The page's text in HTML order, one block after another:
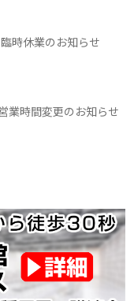
時休業のお知らせ
業時間変更のお知らせ